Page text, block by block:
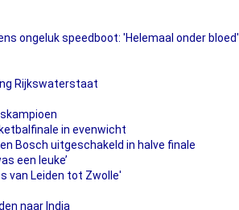
ongeluk speedboot: 'Helemaal onder bloed'
Rijkswaterstaat
in evenwicht
Bosch uitgeschakeld in halve finale
een leuke’
van Leiden tot Zwolle'
naar India